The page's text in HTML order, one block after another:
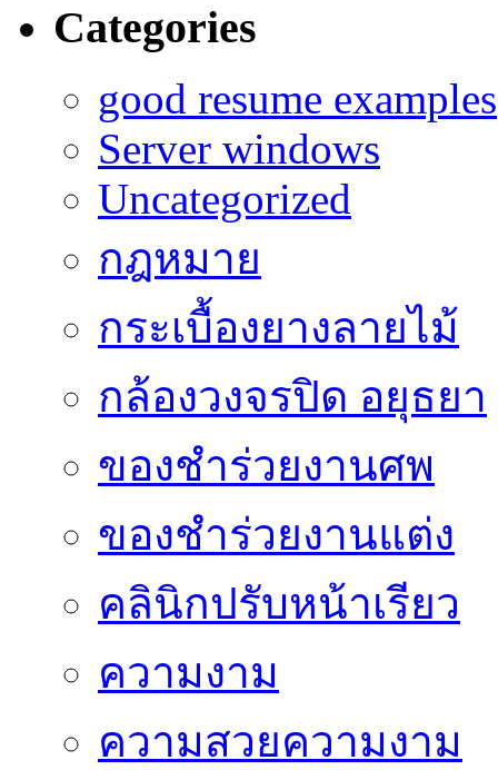
Categories
good resume examples
Server windows
Uncategorized
กฎหมาย
กระเบื้องยางลายไม้
กล้องวงจรปิด อยุธยา
ของชำร่วยงานศพ
ของชำร่วยงานแต่ง
คลินิกปรับหน้าเรียว
ความงาม
ความสวยความงาม